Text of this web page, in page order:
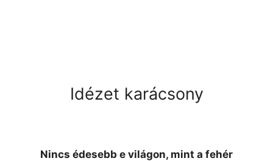
Idézet karácsony
Nincs édesebb e világon, mint a fehér